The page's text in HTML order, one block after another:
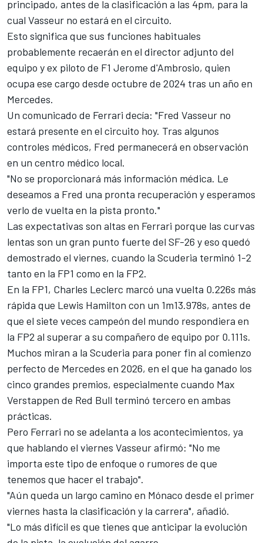
principado, antes de la clasificación a las 4pm, para la
cual Vasseur no estará en el circuito.
Esto significa que sus funciones habituales
probablemente recaerán en el director adjunto del
equipo y ex piloto de F1 Jerome d'Ambrosio, quien
ocupa ese cargo desde octubre de 2024 tras un año en
Mercedes.
Un comunicado de Ferrari decía: "Fred Vasseur no
estará presente en el circuito hoy. Tras algunos
controles médicos, Fred permanecerá en observación
en un centro médico local.
"No se proporcionará más información médica. Le
deseamos a Fred una pronta recuperación y esperamos
verlo de vuelta en la pista pronto."
Las expectativas son altas en Ferrari porque las curvas
lentas son un gran punto fuerte del SF-26 y eso quedó
demostrado el viernes, cuando la Scuderia terminó 1-2
tanto en la FP1 como en la FP2.
En la FP1, Charles Leclerc marcó una vuelta 0.226s más
rápida que Lewis Hamilton con un 1m13.978s, antes de
que el siete veces campeón del mundo respondiera en
la FP2 al superar a su compañero de equipo por 0.111s.
Muchos miran a la Scuderia para poner fin al comienzo
perfecto de Mercedes en 2026, en el que ha ganado los
cinco grandes premios, especialmente cuando Max
Verstappen de Red Bull terminó tercero en ambas
prácticas.
Pero Ferrari no se adelanta a los acontecimientos, ya
que hablando el viernes Vasseur afirmó: "No me
importa este tipo de enfoque o rumores de que
tenemos que hacer el trabajo".
"Aún queda un largo camino en Mónaco desde el primer
viernes hasta la clasificación y la carrera", añadió.
"Lo más difícil es que tienes que anticipar la evolución